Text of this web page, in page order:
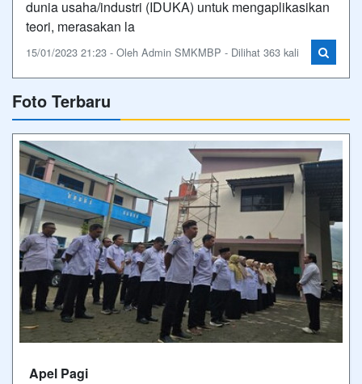
Apel Pagi
Merupakan kegiatan rutin di pagi hari sebelum
dilaksanakannya Kegiatan Pembelajaran Di SMK
Muhammadiyah Belik